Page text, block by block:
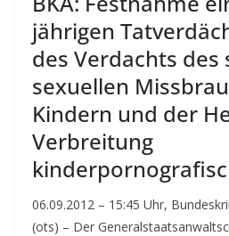
jährigen
des Verdachts des
sexuellen
Kindern und der
Verbreitung
06.09.2012 – 15:45 Uhr,
(ots) – Der